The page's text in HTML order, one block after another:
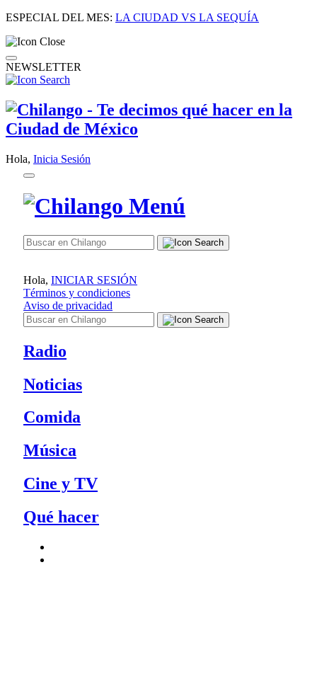
ESPECIAL DEL MES: LA CIUDAD VS LA SEQUÍA
NEWSLETTER
Hola, Inicia Sesión
Hola, INICIAR SESIÓN
Términos y condiciones
Aviso de privacidad
Radio
Noticias
Comida
Música
Cine y TV
Qué hacer